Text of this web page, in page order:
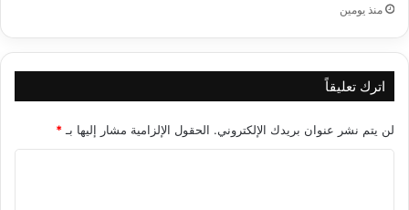
منذ يومين
اترك تعليقاً
لن يتم نشر عنوان بريدك الإلكتروني. الحقول الإلزامية مشار إليها بـ *